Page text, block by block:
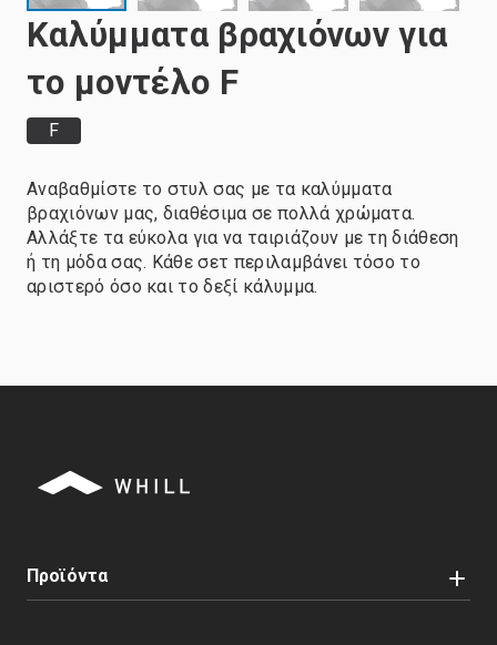
Καλύμματα βραχιόνων για
το μοντέλο F
F
Αναβαθμίστε το στυλ σας με τα καλύμματα
βραχιόνων μας, διαθέσιμα σε πολλά χρώματα.
Αλλάξτε τα εύκολα για να ταιριάζουν με τη διάθεση
ή τη μόδα σας. Κάθε σετ περιλαμβάνει τόσο το
αριστερό όσο και το δεξί κάλυμμα.
Προϊόντα